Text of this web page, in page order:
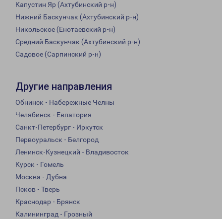
Капустин Яр (Ахтубинский р-н)
Нижний Баскунчак (Ахтубинский р-н)
Никольское (Енотаевский р-н)
Средний Баскунчак (Ахтубинский р-н)
Садовое (Сарпинский р-н)
Другие направления
Обнинск - Набережные Челны
Челябинск - Евпатория
Санкт-Петербург - Иркутск
Первоуральск - Белгород
Ленинск-Кузнецкий - Владивосток
Курск - Гомель
Москва - Дубна
Псков - Тверь
Краснодар - Брянск
Калининград - Грозный